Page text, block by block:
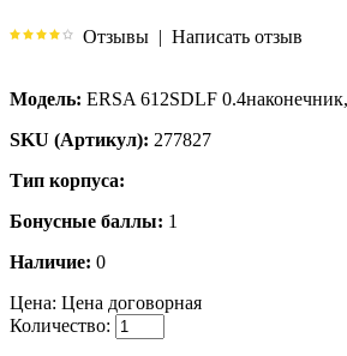
Отзывы | Написать отзыв
Модель: ERSA 612SDLF
SKU (Артикул): 277827
Тип корпуса:
Бонусные баллы: 1
Наличие: 0
Цена: Цена договорная
Количество: